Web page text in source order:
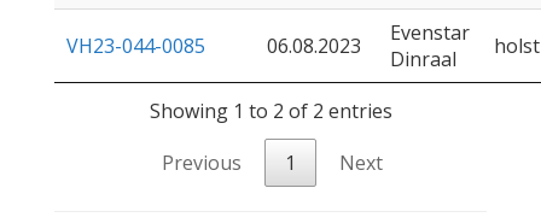
VH23-044-0085 06.08.2023
Evenstar
Dinraal
holst
Showing 1 to 2 of 2 entries
Previous
1 Next